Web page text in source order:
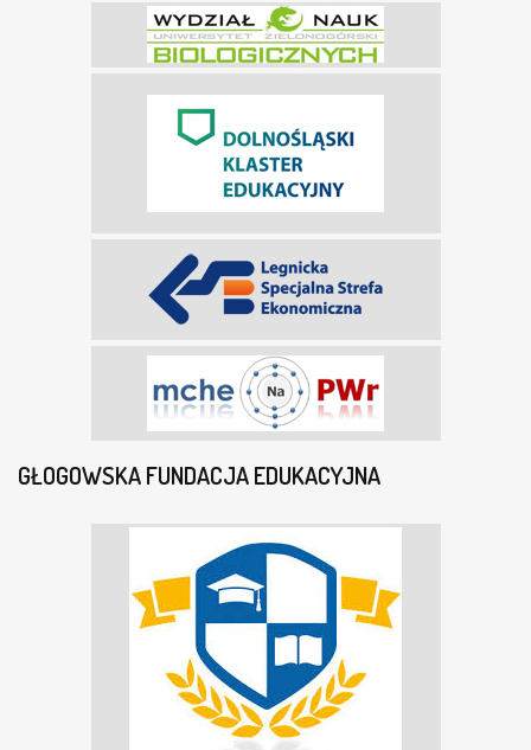
GŁOGOWSKA FUNDACJA EDUKACYJNA